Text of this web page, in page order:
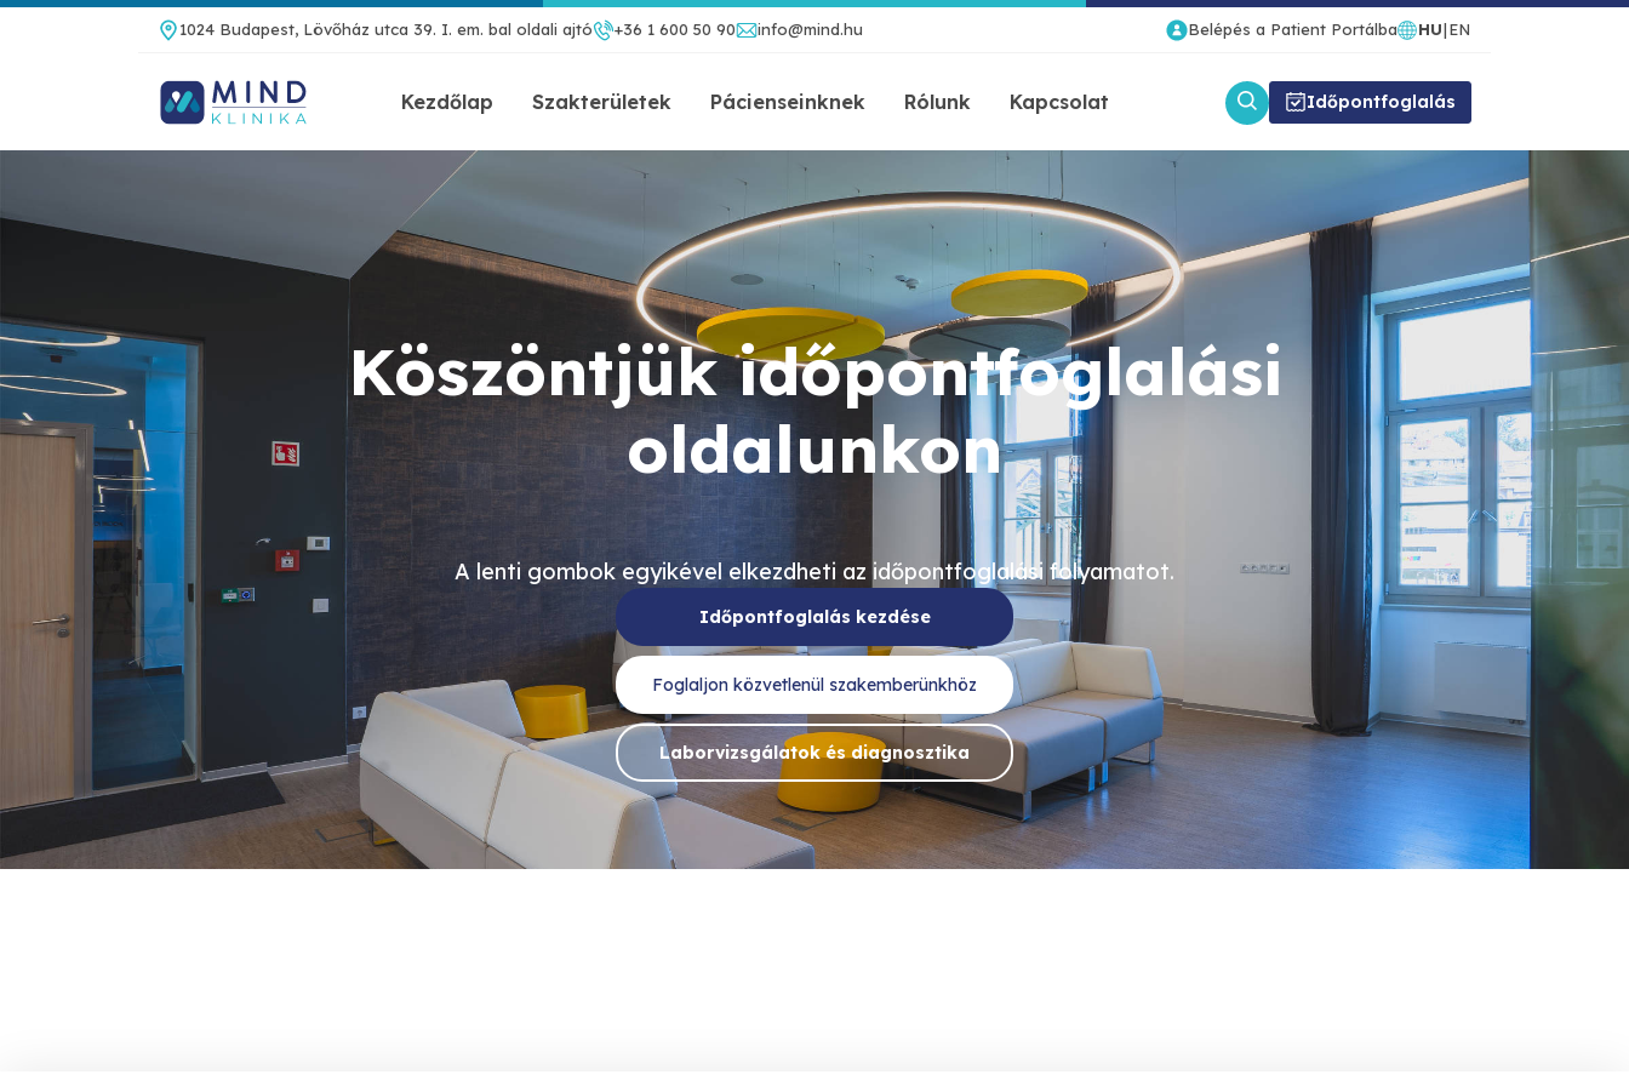
1024 Budapest, Lövőház utca 39. I. em. bal oldali ajtó +36 1 600 50 90 info@mind.hu Belépés a Patient Portálba HU|EN
Kezdőlap Szakterületek Pácienseinknek Rólunk Kapcsolat Időpontfoglalás
Köszöntjük időpontfoglalási
oldalunkon
A lenti gombok egyikével elkezdheti az időpontfoglalási folyamatot.
Időpontfoglalás kezdése
Foglaljon közvetlenül szakemberünkhöz
Laborvizsgálatok és diagnosztika